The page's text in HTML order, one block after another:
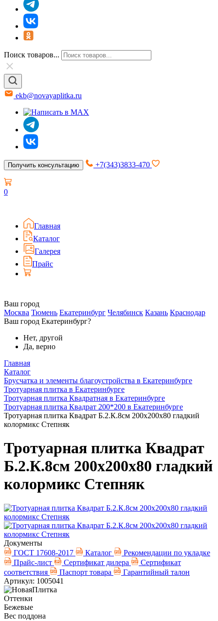
Поиск товаров...
ekb@novayaplitka.ru
Получить консультацию +7(343)3833-470
0
Главная
Каталог
Галерея
Прайс
Ваш город
Москва Тюмень Екатеринбург Челябинск Казань Краснодар
Ваш город Екатеринбург?
Нет, другой
Да, верно
Главная
Каталог
Брусчатка и элементы благоустройства в Екатеринбурге
Тротуарная плитка в Екатеринбурге
Тротуарная плитка Квадратная в Екатеринбурге
Тротуарная плитка Квадрат 200*200 в Екатеринбурге
Тротуарная плитка Квадрат Б.2.К.8см 200х200х80 гладкий
колормикс Степняк
Тротуарная плитка Квадрат
Б.2.К.8см 200х200х80 гладкий
колормикс Степняк
Документы
ГОСТ 17608-2017
Каталог
Рекомендации по укладке
Прайс-лист
Сертификат дилера
Сертификат
соответствия
Паспорт товара
Гарантийный талон
Артикул: 1005041
Оттенки
Бежевые
Вес поддона